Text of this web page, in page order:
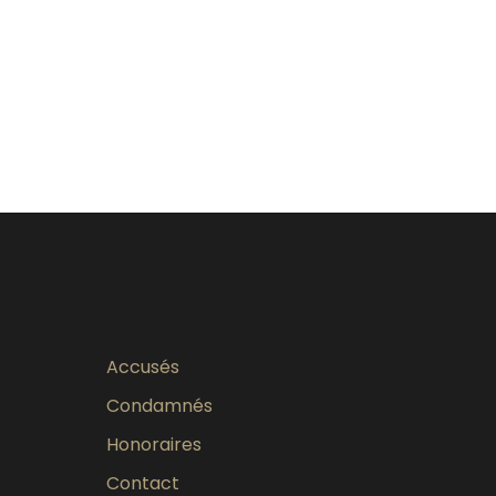
Accusés
Condamnés
Honoraires
Contact